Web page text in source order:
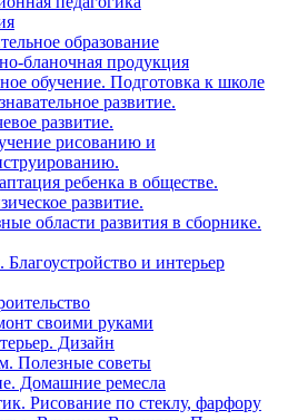
образование
бланочная продукция
обучение. Подготовка к школе
развитие.
развитие.
рисованию и
ребенка в обществе.
развитие.
области развития в сборнике.
и интерьер
своими руками
Дизайн
Полезные советы
Домашние ремесла
Рисование по стеклу, фарфору